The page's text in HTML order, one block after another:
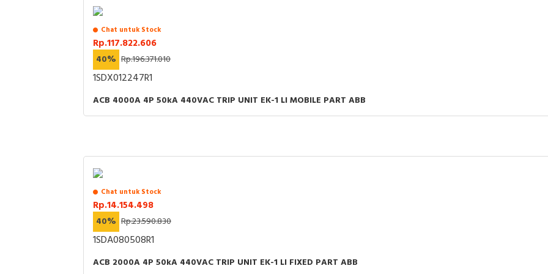
Chat untuk Stock
Rp.117.822.606
40% Rp.196.371.010
1SDX012247R1
ACB 4000A 4P 50kA 440VAC TRIP UNIT EK-1 LI MOBILE PART ABB
Chat untuk Stock
Rp.14.154.498
40% Rp.23.590.830
1SDA080508R1
ACB 2000A 4P 50kA 440VAC TRIP UNIT EK-1 LI FIXED PART ABB